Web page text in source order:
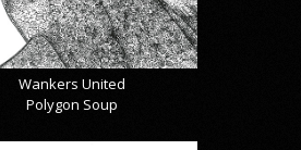
Wankers United
Polygon Soup